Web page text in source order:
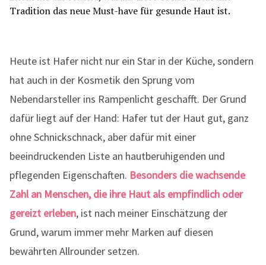
Heute ist Hafer nicht nur ein Star in der Küche, sondern
hat auch in der Kosmetik den Sprung vom
Nebendarsteller ins Rampenlicht geschafft. Der Grund
dafür liegt auf der Hand: Hafer tut der Haut gut, ganz
ohne Schnickschnack, aber dafür mit einer
beeindruckenden Liste an hautberuhigenden und
pflegenden Eigenschaften. Besonders die wachsende
Zahl an Menschen, die ihre Haut als empfindlich oder
gereizt erleben, ist nach meiner Einschätzung der
Grund, warum immer mehr Marken auf diesen
bewährten Allrounder setzen.